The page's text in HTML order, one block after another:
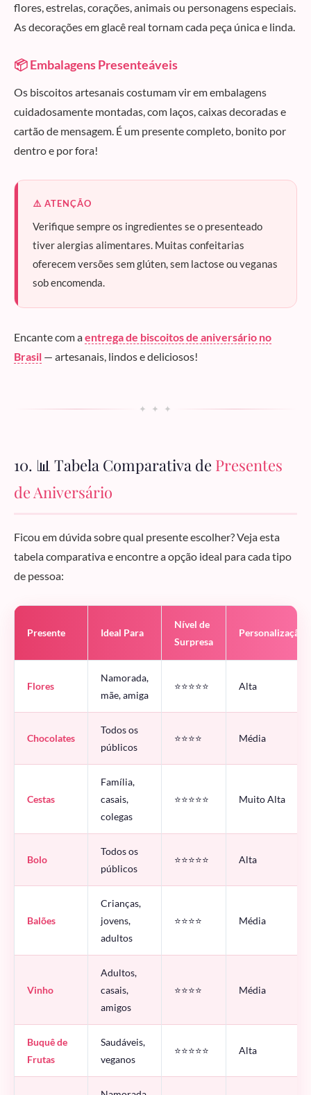
flores, estrelas, corações, animais ou personagens especiais.
As decorações em glacê real tornam cada peça única e linda.
📦 Embalagens Presenteáveis
Os biscoitos artesanais costumam vir em embalagens
cuidadosamente montadas, com laços, caixas decoradas e
cartão de mensagem. É um presente completo, bonito por
dentro e por fora!
⚠️ ATENÇÃO
Verifique sempre os ingredientes se o presenteado
tiver alergias alimentares. Muitas confeitarias
oferecem versões sem glúten, sem lactose ou veganas
sob encomenda.
Encante com aentrega de biscoitos de aniversário no
Brasil — artesanais, lindos e deliciosos!
✦ ✦ ✦
10. 📊 Tabela Comparativa de Presentes
de Aniversário
Ficou em dúvida sobre qual presente escolher? Veja esta
tabela comparativa e encontre a opção ideal para cada tipo
de pessoa:
Presente Ideal Para
Nível de
Surpresa
Personalização
Flores
Namorada,
mãe, amiga
⭐⭐⭐⭐⭐ Alta
Chocolates
Todos os
públicos
⭐⭐⭐⭐ Média
Cestas
Família,
casais,
colegas
⭐⭐⭐⭐⭐ Muito Alta
Bolo
Todos os
públicos
⭐⭐⭐⭐⭐ Alta
Balões
Crianças,
jovens,
adultos
⭐⭐⭐⭐ Média
Vinho
Adultos,
casais,
amigos
⭐⭐⭐⭐ Média
Buquê de
Frutas
Saudáveis,
veganos
⭐⭐⭐⭐⭐ Alta